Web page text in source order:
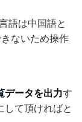
語は中国語と
ないため操作
データを出力す
して頂ければと